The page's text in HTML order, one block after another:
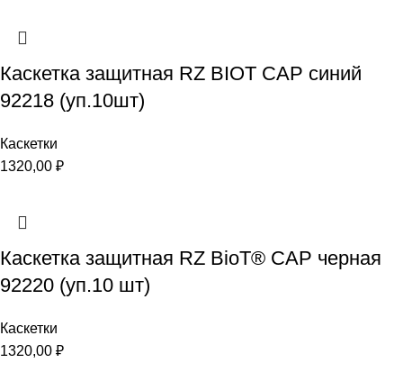
Каскетка защитная RZ BIOT CAP синий
92218 (уп.10шт)
Каскетки
1320,00 ₽
Каскетка защитная RZ BioT® CAP черная
92220 (уп.10 шт)
Каскетки
1320,00 ₽